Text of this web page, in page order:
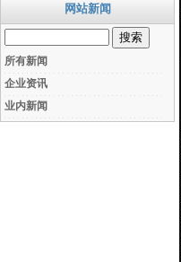
网站新闻
所有新闻
企业资讯
业内新闻